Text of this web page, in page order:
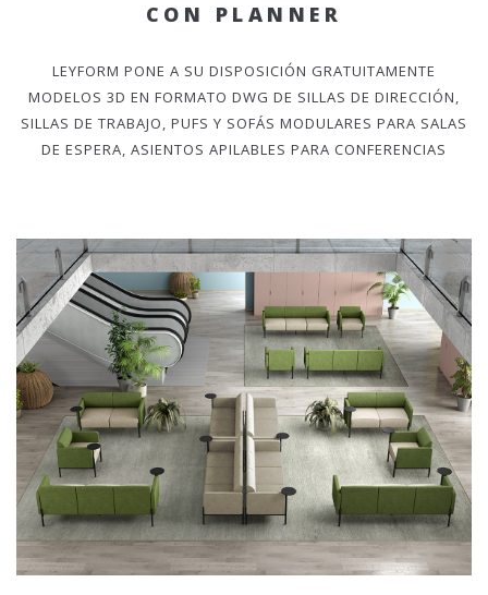
CON PLANNER
LEYFORM PONE A SU DISPOSICIÓN GRATUITAMENTE
MODELOS 3D EN FORMATO DWG DE SILLAS DE DIRECCIÓN,
SILLAS DE TRABAJO, PUFS Y SOFÁS MODULARES PARA SALAS
DE ESPERA, ASIENTOS APILABLES PARA CONFERENCIAS